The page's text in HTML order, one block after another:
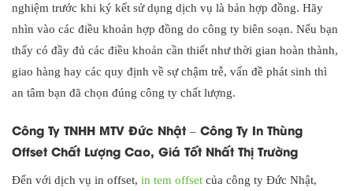
nghiệm trước khi ký kết sử dụng dịch vụ là bản hợp đồng. Hãy
nhìn vào các điều khoản hợp đồng do công ty biên soạn. Nếu bạn
thấy có đầy đủ các điều khoản cần thiết như thời gian hoàn thành,
giao hàng hay các quy định về sự chậm trễ, vấn đề phát sinh thì
an tâm bạn đã chọn đúng công ty chất lượng.
Công Ty TNHH MTV Đức Nhật – Công Ty In Thùng
Offset Chất Lượng Cao, Giá Tốt Nhất Thị Trường
Đến với dịch vụ in offset, in tem offset của công ty Đức Nhật,